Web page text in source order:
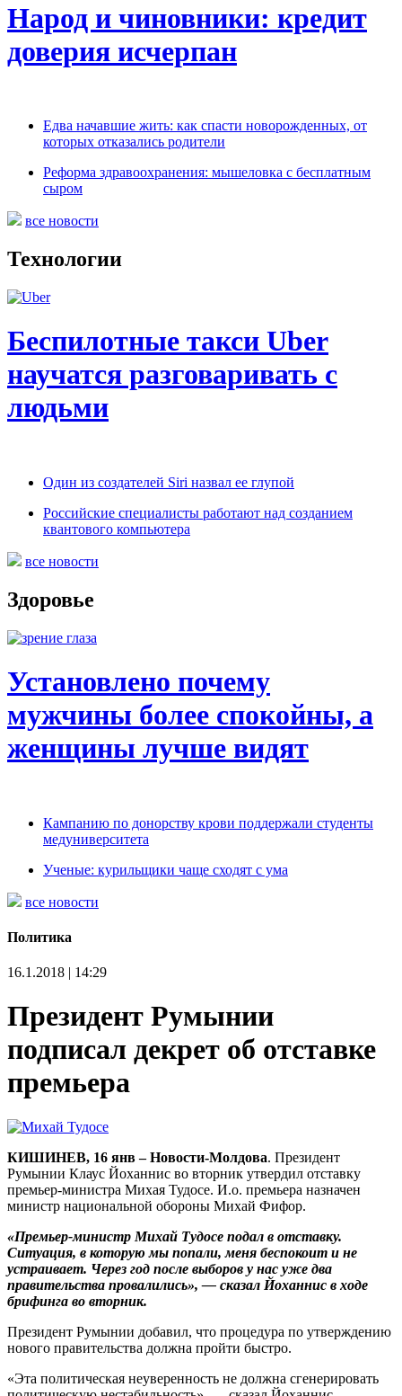
Народ и чиновники: кредит
доверия исчерпан
Едва начавшие жить: как спасти новорожденных, от
которых отказались родители
Реформа здравоохранения: мышеловка с бесплатным
сыром
все новости
Технологии
Беспилотные такси Uber
научатся разговаривать с
людьми
Один из создателей Siri назвал ее глупой
Российские специалисты работают над созданием
квантового компьютера
все новости
Здоровье
Установлено почему
мужчины более спокойны, а
женщины лучше видят
Кампанию по донорству крови поддержали студенты
медуниверситета
Ученые: курильщики чаще сходят с ума
все новости
Политика
16.1.2018 | 14:29
Президент Румынии
подписал декрет об отставке
премьера
КИШИНЕВ, 16 янв – Новости-Молдова. Президент
Румынии Клаус Йоханнис во вторник утвердил отставку
премьер-министра Михая Тудосе. И.о. премьера назначен
министр национальной обороны Михай Фифор.
«Премьер-министр Михай Тудосе подал в отставку.
Ситуация, в которую мы попали, меня беспокоит и не
устраивает. Через год после выборов у нас уже два
правительства провалились», — сказал Йоханнис в ходе
брифинга во вторник.
Президент Румынии добавил, что процедура по утверждению
нового правительства должна пройти быстро.
«Эта политическая неуверенность не должна сгенерировать